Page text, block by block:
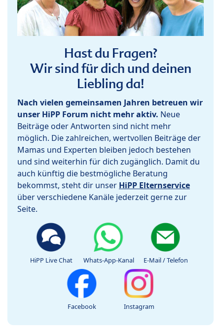
Hast du Fragen?
Wir sind für dich und deinen
Liebling da!
Nach vielen gemeinsamen Jahren betreuen wir
unser HiPP Forum nicht mehr aktiv. Neue
Beiträge oder Antworten sind nicht mehr
möglich. Die zahlreichen, wertvollen Beiträge der
Mamas und Experten bleiben jedoch bestehen
und sind weiterhin für dich zugänglich. Damit du
auch künftig die bestmögliche Beratung
bekommst, steht dir unser HiPP Elternservice
über verschiedene Kanäle jederzeit gerne zur
Seite.
HiPP Live Chat Whats-App-Kanal E-Mail / Telefon
Facebook Instagram